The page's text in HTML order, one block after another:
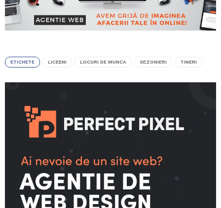
ETICHETE LICEENI LOCURI DE MUNCA SEZONIERI TINERI